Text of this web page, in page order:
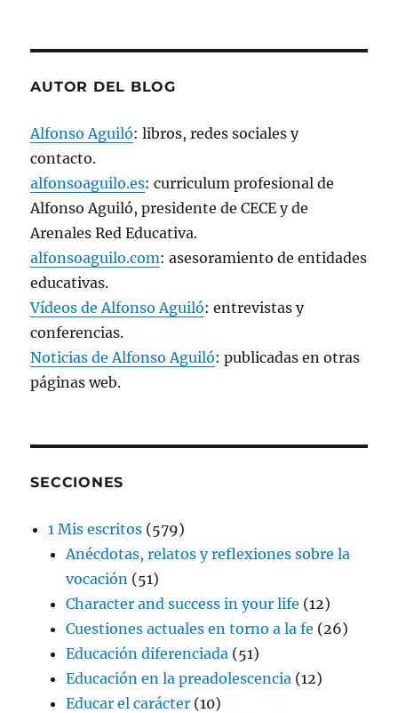
u
AUTOR DEL BLOG
Alfonso Aguiló: libros, redes sociales y
contacto.
alfonsoaguilo.es: curriculum profesional de
Alfonso Aguiló, presidente de CECE y de
Arenales Red Educativa.
alfonsoaguilo.com: asesoramiento de entidades
educativas.
Vídeos de Alfonso Aguiló: entrevistas y
conferencias.
Noticias de Alfonso Aguiló: publicadas en otras
páginas web.
SECCIONES
1 Mis escritos (579)
Anécdotas, relatos y reflexiones sobre la
vocación (51)
Character and success in your life (12)
Cuestiones actuales en torno a la fe (26)
Educación diferenciada (51)
Educación en la preadolescencia (12)
Educar el carácter (10)